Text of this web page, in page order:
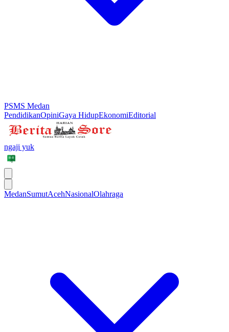
PSMS Medan
PendidikanOpiniGaya HidupEkonomiEditorial
ngaji yuk
MedanSumutAcehNasionalOlahraga